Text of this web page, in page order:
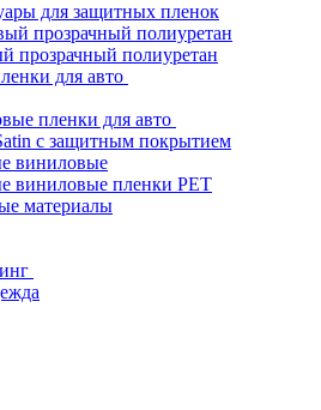
для защитных пленок
прозрачный полиуретан
прозрачный полиуретан
для авто
пленки для авто
с защитным покрытием
виниловые
виниловые пленки PET
материалы